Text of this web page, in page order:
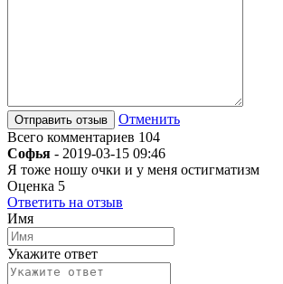
Отменить
Всего комментариев 104
Софья - 2019-03-15 09:46
Я тоже ношу очки и у меня остигматизм
Оценка 5
Ответить на отзыв
Имя
Укажите ответ